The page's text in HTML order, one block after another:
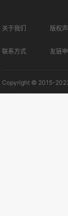
关于我们 版权
联系方式 友链
Copyright © 2015-